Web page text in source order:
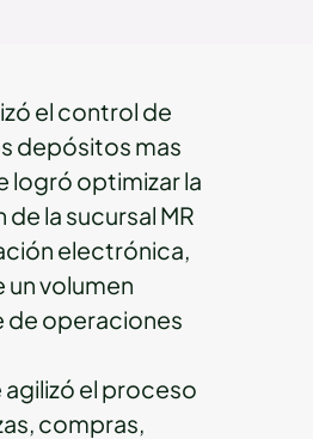
el control de
depósitos mas
logró optimizar la
la sucursal MR
electrónica,
un volumen
de operaciones
agilizó el proceso
compras,